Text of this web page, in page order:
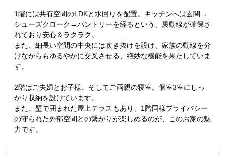
1階には共有空間のLDKと水回りを配置。キッチンへは玄関→
シューズクローク→パントリーを経るという、裏動線が確保さ
れており安心＆ラクラク。
また、細長い空間の中央には吹き抜けを設け、家族の動線を分
けながらもゆるやかに交叉させる、絶妙な機能を果たしていま
す。
2階はご夫婦とお子様、そしてご両親の寝室。個室3室にしっ
かり収納を設けています。
また、壁で囲まれた屋上テラスもあり、1階同様プライバシー
の守られた外部空間との繋がりが楽しめるのが、このお家の魅
力です。